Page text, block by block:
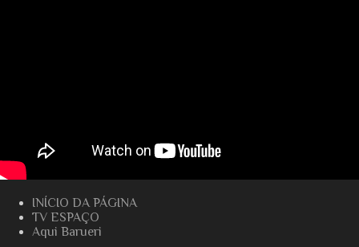
INÍCIO DA PÁGINA
TV ESPAÇO
Aqui Barueri